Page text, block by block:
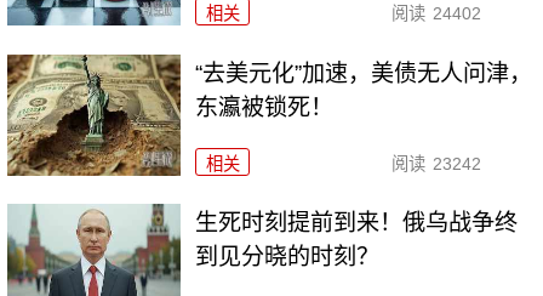
相关 阅读 24402
“去美元化”加速，美债无人问津，
东瀛被锁死！
相关 阅读 23242
生死时刻提前到来！俄乌战争终
到见分晓的时刻？